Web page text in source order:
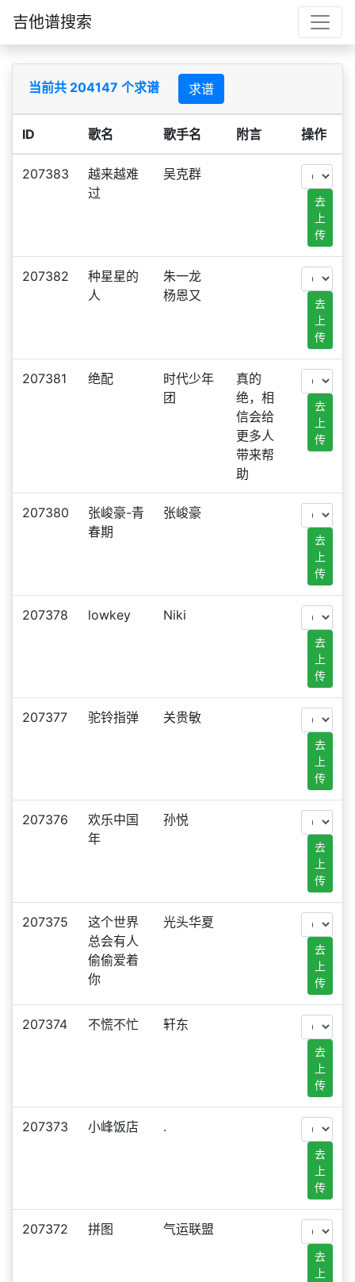
吉他谱搜索
当前共 204147 个求谱 求谱
ID 歌名 歌手名 附言 操作
207383
越来越难
过
吴克群
去
上
传
207382
种星星的
人
朱一龙
杨恩又
去
上
传
207381 绝配
时代少年
团
真的
绝，相
信会给
更多人
带来帮
助
去
上
传
207380
张峻豪-青
春期
张峻豪
去
上
传
207378 lowkey Niki
去
上
传
207377 驼铃指弹 关贵敏
去
上
传
207376
欢乐中国
年
孙悦
去
上
传
207375
这个世界
总会有人
偷偷爱着
你
光头华夏
去
上
传
207374 不慌不忙 轩东
去
上
传
207373 小峰饭店 .
去
上
传
207372 拼图 气运联盟
去
上